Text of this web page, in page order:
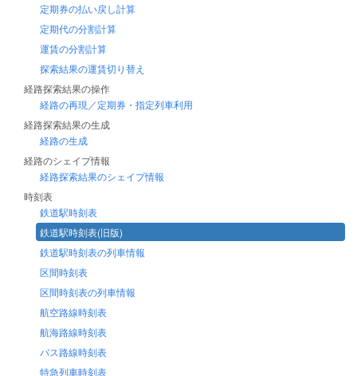
定期券の払い戻し計算
定期代の分割計算
運賃の分割計算
探索結果の運賃切り替え
経路探索結果の操作
経路の再現／定期券・指定列車利用
経路探索結果の生成
経路の生成
経路のシェイプ情報
経路探索結果のシェイプ情報
時刻表
鉄道駅時刻表
鉄道駅時刻表(旧版)
鉄道駅時刻表の列車情報
区間時刻表
区間時刻表の列車情報
航空路線時刻表
航海路線時刻表
バス路線時刻表
特急列車時刻表